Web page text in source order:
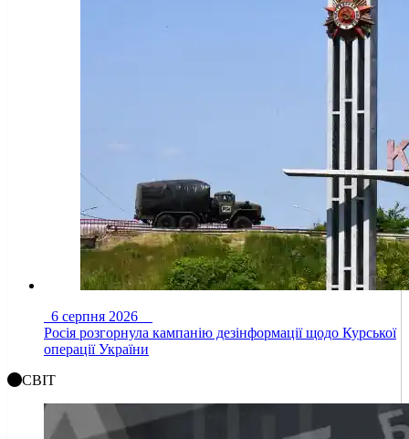
6 серпня 2026
Росія розгорнула кампанію дезінформації щодо Курської
операції України
СВІТ